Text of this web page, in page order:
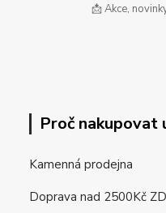
📩 Akce,
Proč nakupovat
Kamenná prodejna
Doprava nad 2500Kč